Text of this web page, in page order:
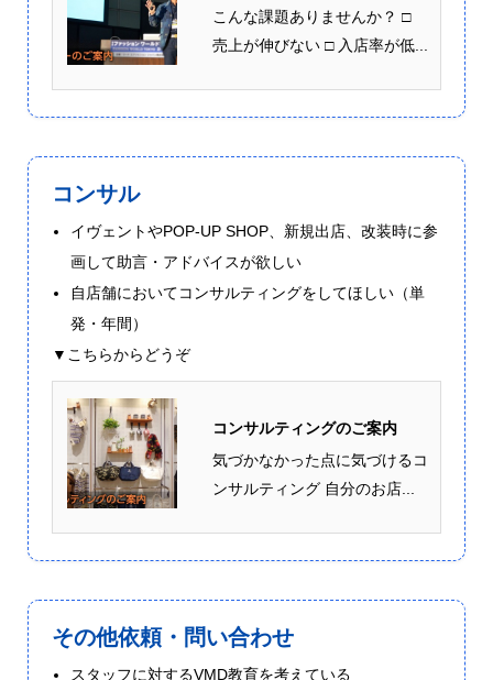
こんな課題ありませんか？ □
売上が伸びない □ 入店率が低...
コンサル
イヴェントやPOP-UP SHOP、新規出店、改装時に参
画して助言・アドバイスが欲しい
自店舗においてコンサルティングをしてほしい（単
発・年間）
▼こちらからどうぞ
コンサルティングのご案内
気づかなかった点に気づけるコ
ンサルティング 自分のお店...
その他依頼・問い合わせ
スタッフに対するVMD教育を考えている